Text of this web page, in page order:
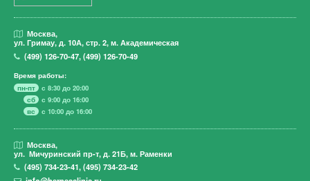
Москва,
ул. Гримау,д. 10А, стр. 2, м. Академическая
(499)126-70-47,(499)126-70-49
Время работы:
пн-пт
с 8:30 до 20:00
сб
с 9:00 до 16:00
вс
с 10:00 до 16:00
Москва,
ул. Мичуринский пр-т, д. 21Б, м. Раменки
(495)734-23-41,(495)734-23-42